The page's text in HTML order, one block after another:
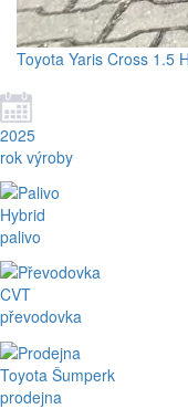
Toyota Yaris Cross 1.5
2025
rok výroby
Hybrid
palivo
CVT
převodovka
Toyota Šumperk
prodejna